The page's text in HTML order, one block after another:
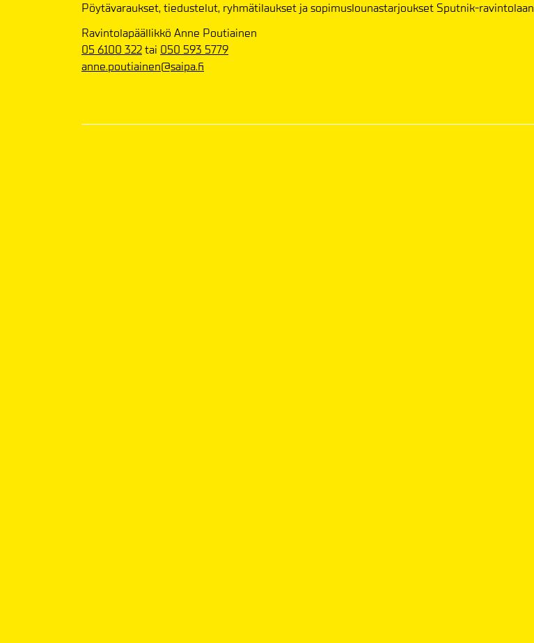
Pöytävaraukset, tiedustelut, ryhmätilaukset ja sopimuslounastarjoukset Sputnik-ravintolaan
Ravintolapäällikkö Anne Poutiainen
05 6100 322tai 050 593 5779
anne.poutiainen@saipa.fi